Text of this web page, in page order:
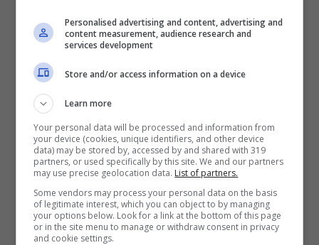
Semafori a prova di pedoni distratti, ecco tutti i dettagli –
Roma-news.it
Personalised advertising and content, advertising and
content measurement, audience research and
services development
Store and/or access information on a device
Learn more
Your personal data will be processed and information from
your device (cookies, unique identifiers, and other device
data) may be stored by, accessed by and shared with 319
partners, or used specifically by this site. We and our partners
may use precise geolocation data. List of partners.
Some vendors may process your personal data on the basis
of legitimate interest, which you can object to by managing
your options below. Look for a link at the bottom of this page
or in the site menu to manage or withdraw consent in privacy
and cookie settings.